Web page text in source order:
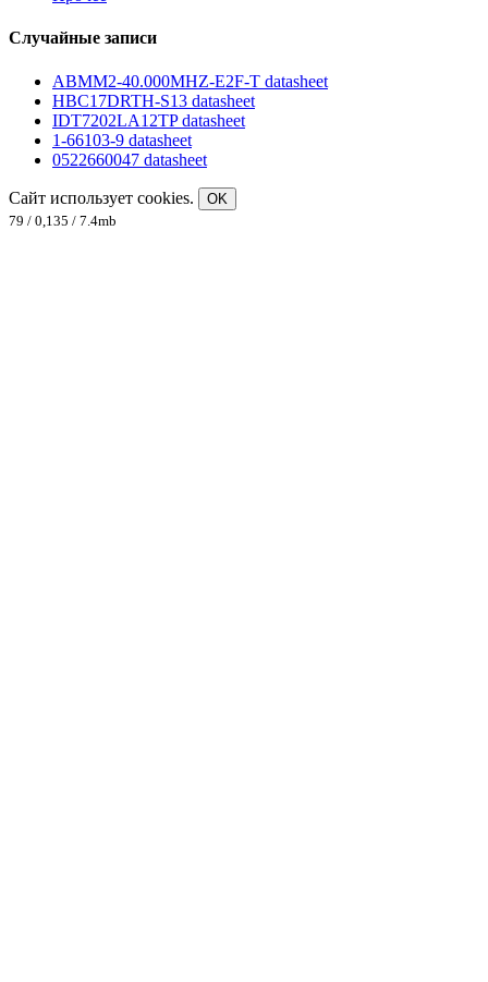
Случайные записи
ABMM2-40.000MHZ-E2F-T datasheet
HBC17DRTH-S13 datasheet
IDT7202LA12TP datasheet
1-66103-9 datasheet
0522660047 datasheet
Сайт использует cookies.
OK
79 / 0,135 / 7.4mb